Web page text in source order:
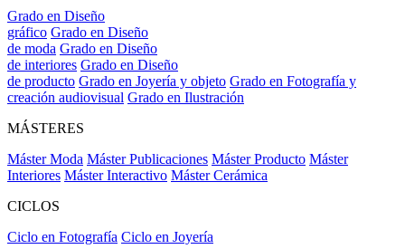
Grado en Diseño
gráfico Grado en Diseño
de moda Grado en Diseño
de interiores Grado en Diseño
de producto Grado en Joyería y objeto Grado en Fotografía y
creación audiovisual Grado en Ilustración
MÁSTERES
Máster Moda Máster Publicaciones Máster Producto Máster
Interiores Máster Interactivo Máster Cerámica
CICLOS
Ciclo en Fotografía Ciclo en Joyería